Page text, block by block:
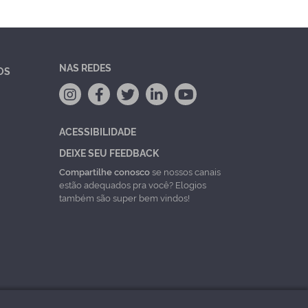
NAS REDES
ACESSIBILIDADE
DEIXE SEU FEEDBACK
Compartilhe conoscose nossos canais
estão adequados pra você? Elogios
também são super bem vindos!